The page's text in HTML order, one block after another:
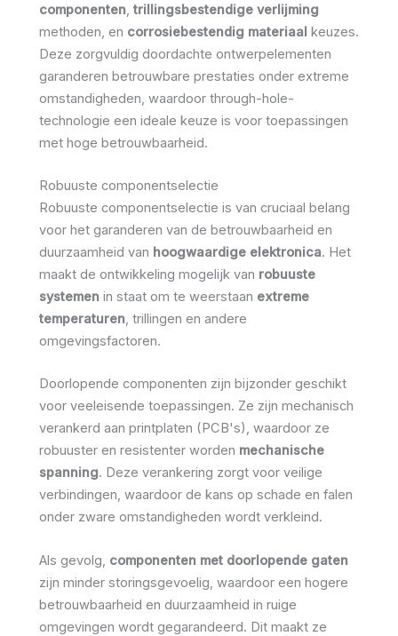
componenten trillingsbestendige verlijming
methoden, en corrosiebestendig materiaal keuzes.
Deze zorgvuldig doordachte ontwerpelementen
garanderen betrouwbare prestaties onder extreme
omstandigheden, waardoor through-hole-
technologie een ideale keuze is voor toepassingen
met hoge betrouwbaarheid.
Robuuste componentselectie
Robuuste componentselectie is van cruciaal belang
voor het garanderen van de betrouwbaarheid en
duurzaamheid van hoogwaardige elektronica. Het
maakt de ontwikkeling mogelijk van robuuste
systemen in staat om te weerstaan extreme
temperaturen, trillingen en andere
omgevingsfactoren.
Doorlopende componenten zijn bijzonder geschikt
voor veeleisende toepassingen. Ze zijn mechanisch
verankerd aan printplaten (PCB's), waardoor ze
robuuster en resistenter worden mechanische
spanning. Deze verankering zorgt voor veilige
verbindingen, waardoor de kans op schade en falen
onder zware omstandigheden wordt verkleind.
Als gevolg, componenten met doorlopende gaten
zijn minder storingsgevoelig, waardoor een hogere
betrouwbaarheid en duurzaamheid in ruige
omgevingen wordt gegarandeerd. Dit maakt ze